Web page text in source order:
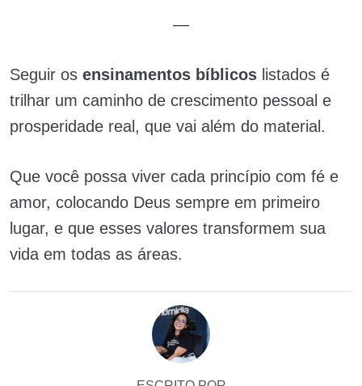
—
Seguir os ensinamentos bíblicos listados é
trilhar um caminho de crescimento pessoal e
prosperidade real, que vai além do material.
Que você possa viver cada princípio com fé e
amor, colocando Deus sempre em primeiro
lugar, e que esses valores transformem sua
vida em todas as áreas.